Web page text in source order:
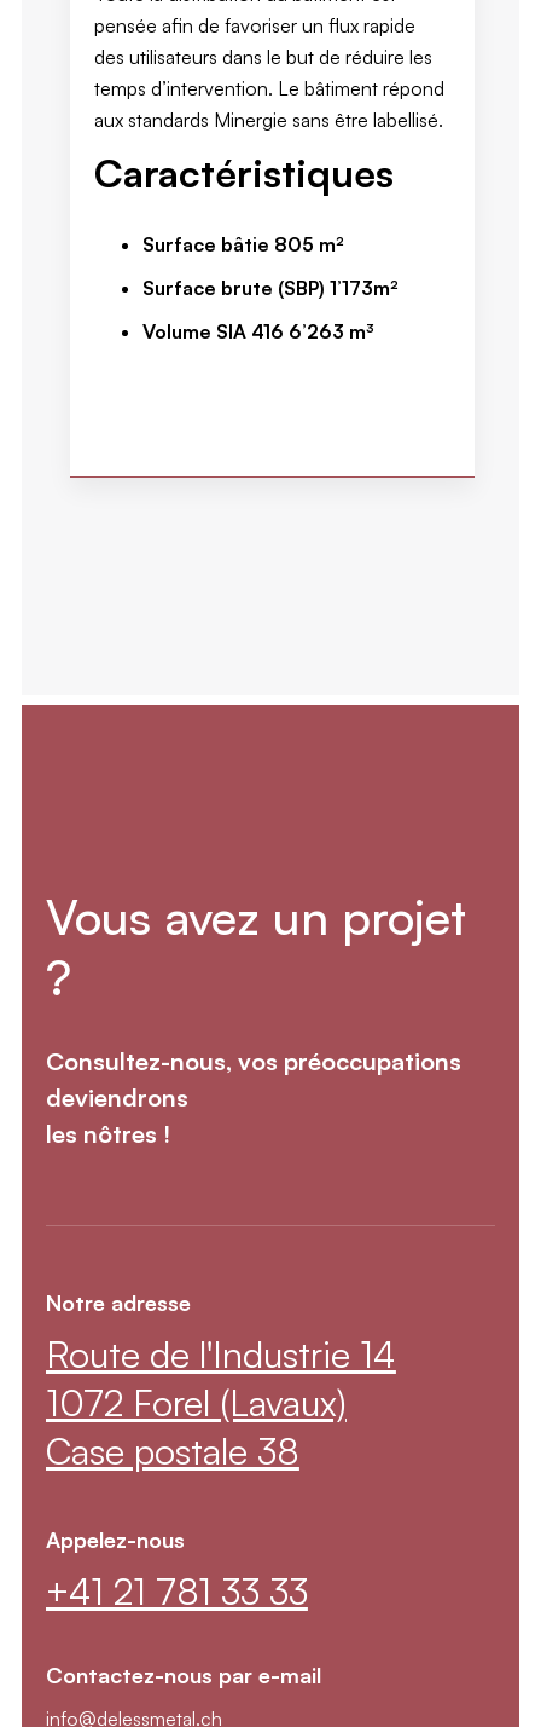
pensée afin de favoriser un flux rapide
des utilisateurs dans le but de réduire les
temps d’intervention. Le bâtiment répond
aux standards Minergie sans être labellisé.
Caractéristiques
Surface bâtie 805 m²
Surface brute (SBP) 1’173m²
Volume SIA 416 6’263 m³
Vous avez un projet
?
Consultez-nous, vos préoccupations
deviendrons
les nôtres !
Notre adresse
Route de l'Industrie 14
1072 Forel (Lavaux)
Case postale 38
Appelez-nous
+41 21 781 33 33
Contactez-nous par e-mail
info@delessmetal.ch